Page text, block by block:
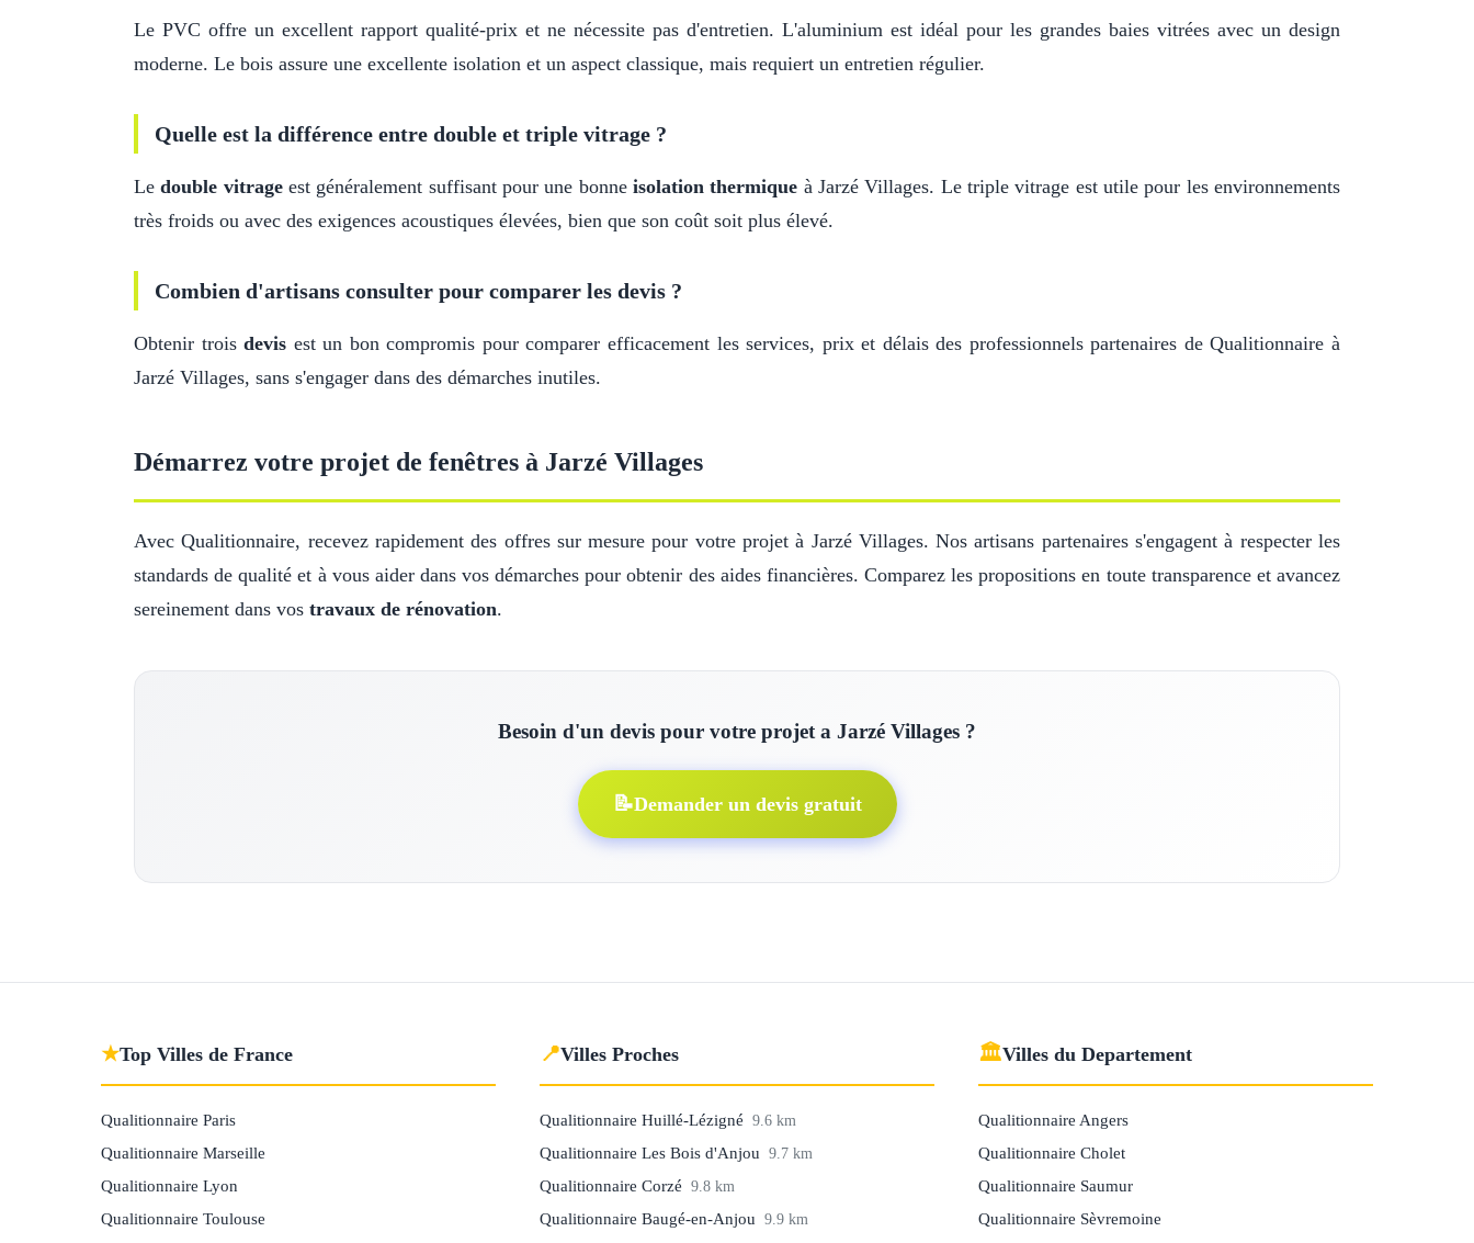
Le PVC offre un excellent rapport qualité-prix et ne nécessite pas d'entretien. L'aluminium est idéal pour les grandes baies vitrées avec un design
moderne. Le bois assure une excellente isolation et un aspect classique, mais requiert un entretien régulier.
Quelle est la différence entre double et triple vitrage ?
Ledouble vitrageest généralement suffisant pour une bonneisolation thermique à Jarzé Villages. Le triple vitrage est utile pour les environnements
très froids ou avec des exigences acoustiques élevées, bien que son coût soit plus élevé.
Combien d'artisans consulter pour comparer les devis ?
Obtenir troisdevis est un bon compromis pour comparer efficacement les services, prix et délais des professionnels partenaires de Qualitionnaire à
Jarzé Villages, sans s'engager dans des démarches inutiles.
Démarrez votre projet de fenêtres à Jarzé Villages
Avec Qualitionnaire, recevez rapidement des offres sur mesure pour votre projet à Jarzé Villages. Nos artisans partenaires s'engagent à respecter les
standards de qualité et à vous aider dans vos démarches pour obtenir des aides financières. Comparez les propositions en toute transparence et avancez
sereinement dans vos travaux de rénovation.
Besoin d'un devis pour votre projet a Jarzé Villages ?
📝Demander un devis gratuit
★Top Villes de France
Qualitionnaire Paris
Qualitionnaire Marseille
Qualitionnaire Lyon
Qualitionnaire Toulouse
📍Villes Proches
Qualitionnaire Huillé-Lézigné 9.6 km
Qualitionnaire Les Bois d'Anjou 9.7 km
Qualitionnaire Corzé 9.8 km
Qualitionnaire Baugé-en-Anjou 9.9 km
🏛Villes du Departement
Qualitionnaire Angers
Qualitionnaire Cholet
Qualitionnaire Saumur
Qualitionnaire Sèvremoine